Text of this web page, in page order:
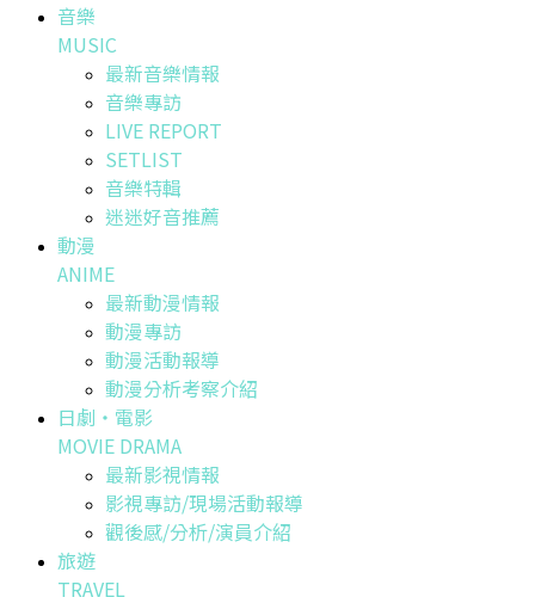
音樂
MUSIC
最新音樂情報
音樂專訪
LIVE REPORT
SETLIST
音樂特輯
迷迷好音推薦
動漫
ANIME
最新動漫情報
動漫專訪
動漫活動報導
動漫分析考察介紹
日劇・電影
MOVIE DRAMA
最新影視情報
影視專訪/現場活動報導
觀後感/分析/演員介紹
旅遊
TRAVEL